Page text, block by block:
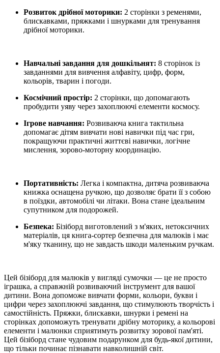
Розвиток дрібної моторики: 2 сторінки з ременями,
блискавками, пряжками і шнурками для тренування
дрібної моторики.
Навчальні завдання для дошкільнят: 8 сторінок із
завданнями для вивчення алфавіту, цифр, форм,
кольорів, тварин і погоди.
Космічний простір: 2 сторінки, що допомагають
пробудити уяву через захоплюючі елементи космосу.
Ігрове навчання: Розвиваюча книга тактильна
допомагає дітям вивчати нові навички під час гри,
покращуючи практичні життєві навички, логічне
мислення, зорово-моторну координацію.
Портативність: Легка і компактна, дитяча розвиваюча
книжка оснащена ручкою, що дозволяє брати її з собою
в поїздки, автомобілі чи літаки. Вона стане ідеальним
супутником для подорожей.
Безпека: Бізіборд виготовлений з м'яких, нетоксичних
матеріалів, ця книга-сортер безпечна для малюків і має
м'яку тканину, що не завдасть шкоди маленьким ручкам.
Цей бізіборд для малюків у вигляді сумочки — це не просто
іграшка, а справжній розвиваючий інструмент для вашої
дитини. Вона допоможе вивчати форми, кольори, букви і
цифри через захоплюючі завдання, що стимулюють творчість і
самостійність. Пряжки, блискавки, шнурки і ремені на
сторінках допоможуть тренувати дрібну моторику, а кольорові
елементи і малюнки сприятимуть розвитку зорової пам'яті.
Цей бізіборд стане чудовим подарунком для будь-якої дитини,
що тільки починає пізнавати навколишній світ.